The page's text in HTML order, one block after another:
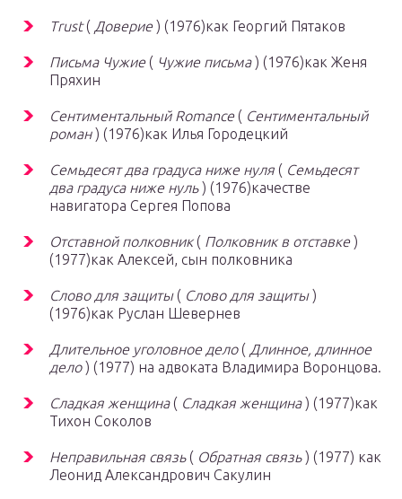
Trust( Доверие) (1976)как Георгий Пятаков
Письма Чужие( Чужие письма) (1976)как Женя
Пряхин
Сентиментальный Romance( Сентиментальный
роман) (1976)как Илья Городецкий
Семьдесят два градуса ниже нуля ( Семьдесят
два градуса ниже нуль) (1976)качестве
навигатора Сергея Попова
Отставной полковник( Полковник в отставке)
(1977)как Алексей, сын полковника
Слово для защиты( Слово для защиты)
(1976)как Руслан Шевернев
Длительное уголовное дело( Длинное, длинное
дело) (1977) на адвоката Владимира Воронцова.
Сладкая женщина( Сладкая женщина) (1977)как
Тихон Соколов
Неправильная связь( Обратная связь) (1977) как
Леонид Александрович Сакулин